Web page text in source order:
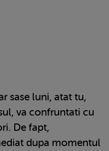
sase luni, atat tu,
va confruntati cu
De fapt,
dupa momentul